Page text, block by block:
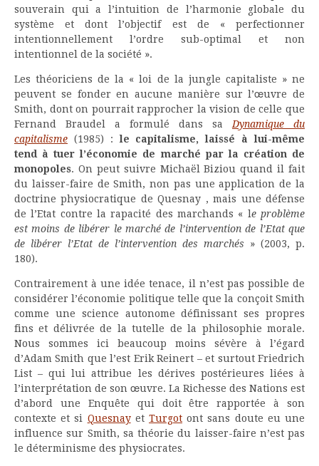
souverain qui a l’intuition de l’harmonie globale du
système et dont l’objectif est de « perfectionner
intentionnellement l’ordre sub-optimal et non
intentionnel de la société ».
Les théoriciens de la « loi de la jungle capitaliste » ne
peuvent se fonder en aucune manière sur l’œuvre de
Smith, dont on pourrait rapprocher la vision de celle que
Fernand Braudel a formulé dans sa Dynamique du
capitalisme (1985) :le capitalisme, laissé à lui-même
tend à tuer l’économie de marché par la création de
monopoles. On peut suivre Michaël Biziou quand il fait
du laisser-faire de Smith, non pas une application de la
doctrine physiocratique de Quesnay , mais une défense
de l’Etat contre la rapacité des marchands « le problème
est moins de libérer le marché de l’intervention de l’Etat que
de libérer l’Etat de l’intervention des marchés » (2003, p.
180).
Contrairement à une idée tenace, il n’est pas possible de
considérer l’économie politique telle que la conçoit Smith
comme une science autonome définissant ses propres
fins et délivrée de la tutelle de la philosophie morale.
Nous sommes ici beaucoup moins sévère à l’égard
d’Adam Smith que l’est Erik Reinert – et surtout Friedrich
List – qui lui attribue les dérives postérieures liées à
l’interprétation de son œuvre. La Richesse des Nations est
d’abord une Enquête qui doit être rapportée à son
contexte et si QuesnayetTurgot ont sans doute eu une
influence sur Smith, sa théorie du laisser-faire n’est pas
le déterminisme des physiocrates.